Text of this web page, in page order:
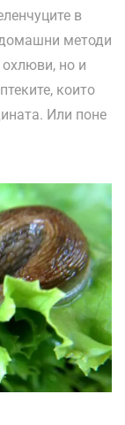
в
методи
охлюви, но и
които
Или поне